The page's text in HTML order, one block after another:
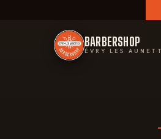
BARBERSHOP
ÉVRY LES